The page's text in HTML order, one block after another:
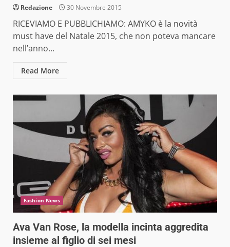
Redazione 30 Novembre 2015
RICEVIAMO E PUBBLICHIAMO: AMYKO è la novità
must have del Natale 2015, che non poteva mancare
nell’anno...
Read More
Fashion News
Ava Van Rose, la modella incinta aggredita
insieme al figlio di sei mesi